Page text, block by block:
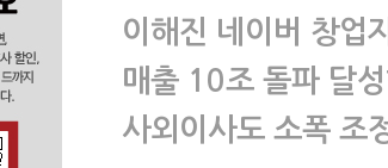
이해진 네이버 창업
매출 10조 돌파 달
사외이사도 소폭 조